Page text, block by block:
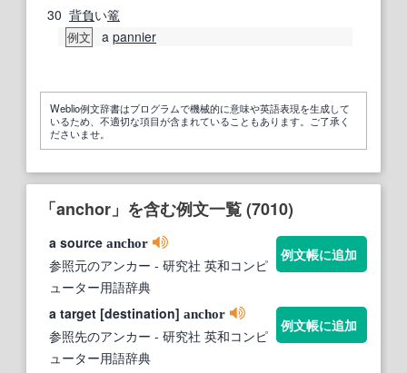
30 背負い篭
例文 a pannier
Weblio例文辞書はプログラムで機械的に意味や英語表現を生成して
いるため、不適切な項目が含まれていることもあります。ご了承く
ださいませ。
「anchor」を含む例文一覧 (7010)
a source anchor
参照元のアンカー - 研究社 英和コンピ
ューター用語辞典
例文帳に追加
a target [destination] anchor
参照先のアンカー - 研究社 英和コンピ
ューター用語辞典
例文帳に追加